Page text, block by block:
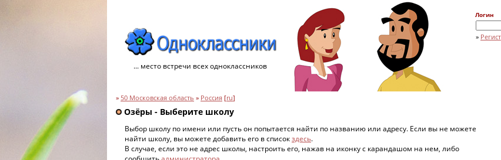
... место встречи всех одноклассников
Логин
»
» 50 Московская область » Россия [ru]
Озёры - Выберите школу
Выбор школу по имени или пусть он попытается найти по названию или адресу. Если вы не можете
найти школу, вы можете добавить его в списокздесь.
В случае, если это не адрес школы, настроить его, нажав на иконку с карандашом на нем, либо